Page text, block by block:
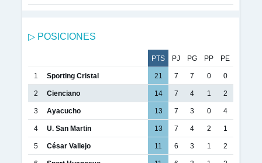
▷ POSICIONES
PTS PJ PG PP PE
1 Sporting Cristal 21 7 7 0 0
2 Cienciano 14 7 4 1 2
3 Ayacucho 13 7 3 0 4
4 U. San Martin 13 7 4 2 1
5 César Vallejo 11 6 3 1 2